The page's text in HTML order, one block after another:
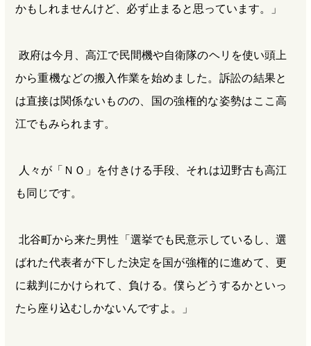
かもしれませんけど、必ず止まると思っています。」
政府は今月、高江で民間機や自衛隊のヘリを使い頭上
から重機などの搬入作業を始めました。訴訟の結果と
は直接は関係ないものの、国の強権的な姿勢はここ高
江でもみられます。
人々が「ＮＯ」を付きける手段、それは辺野古も高江
も同じです。
北谷町から来た男性「選挙でも民意示しているし、選
ばれた代表者が下した決定を国が強権的に進めて、更
に裁判にかけられて、負ける。僕らどうするかといっ
たら座り込むしかないんですよ。」